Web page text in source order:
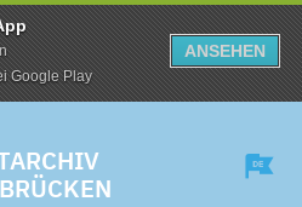
Google Play
ANSEHEN